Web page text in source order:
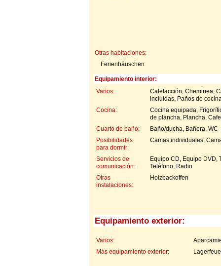
Otras habitaciones:
Ferienhäuschen
Equipamiento interior:
Varios:
Calefacción, Cheminea,
incluídas, Paños de
Cocina:
Cocina equipada,
de plancha, Plancha,
Cuarto de baño:
Baño/ducha, Bañera, WC
Posibilidades
para dormir:
Camas individuales,
Servicios de
comunicación:
Equipo CD, Equipo DVD,
Teléfono, Radio
Otras
instalaciones:
Holzbackoffen
Equipamiento exterior:
Varios:
Más equipamiento exterior: